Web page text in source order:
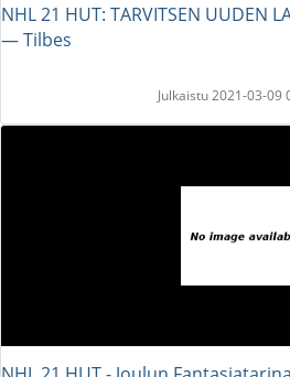
NHL 21 HUT: TARVITSEN UUDEN
― Tilbes
Julkaistu 2021-03-